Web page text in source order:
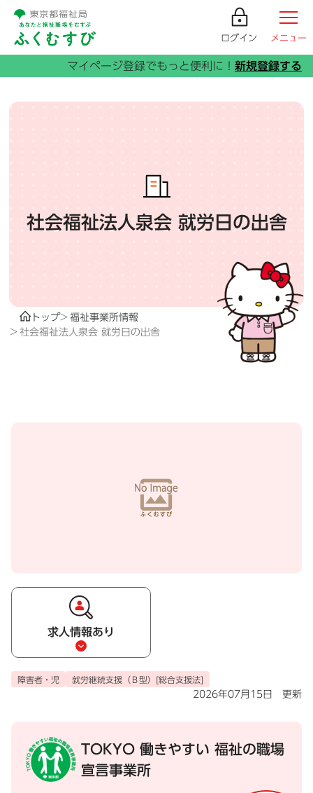
ログイン メニュー
社会福祉法人泉会 就労日の出舎
トップ
福祉事業所情報
社会福祉法人泉会 就労日の出舎
求人情報あり
障害者・児 就労継続支援（Ｂ型）[総合支援法]
2026年07月15日 更新
TOKYO 働きやすい 福祉の職場
宣言事業所